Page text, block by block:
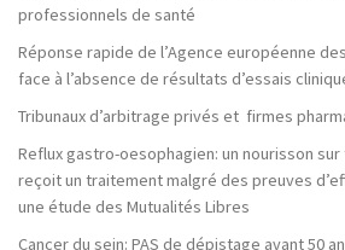
professionnels de santé
Réponse rapide de l’Agence européenne
face à l’absence de résultats d’essais
Tribunaux d’arbitrage privés et firmes
Reflux gastro-oesophagien: un nourisson
reçoit un traitement malgré des preuves
une étude des Mutualités Libres
Cancer du sein: PAS de dépistage avant 50